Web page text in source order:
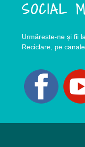
SOCIAL
Urmărește-ne și fii
Reciclare, pe